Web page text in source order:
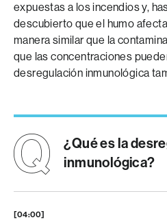
expuestas a los incendios y,
descubierto que el humo
manera similar que la
que las concentraciones
desregulación inmunológica
¿Qué es la
inmunológica?
[04:00]